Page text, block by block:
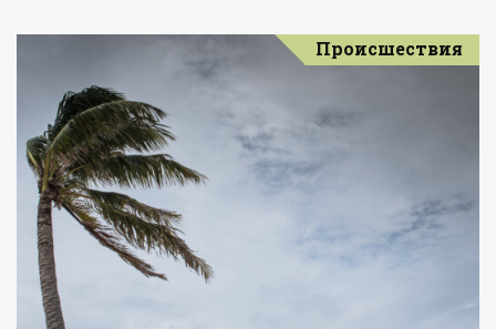
Происшествия